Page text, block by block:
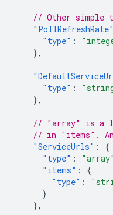
// Other simple
"PollRefreshRate"
"type" :
},
"type" :
},
// "array" is a
// in "items".
"ServiceUrls" :
{
"type" : "array"
"items" :
{
"type" :
}
},